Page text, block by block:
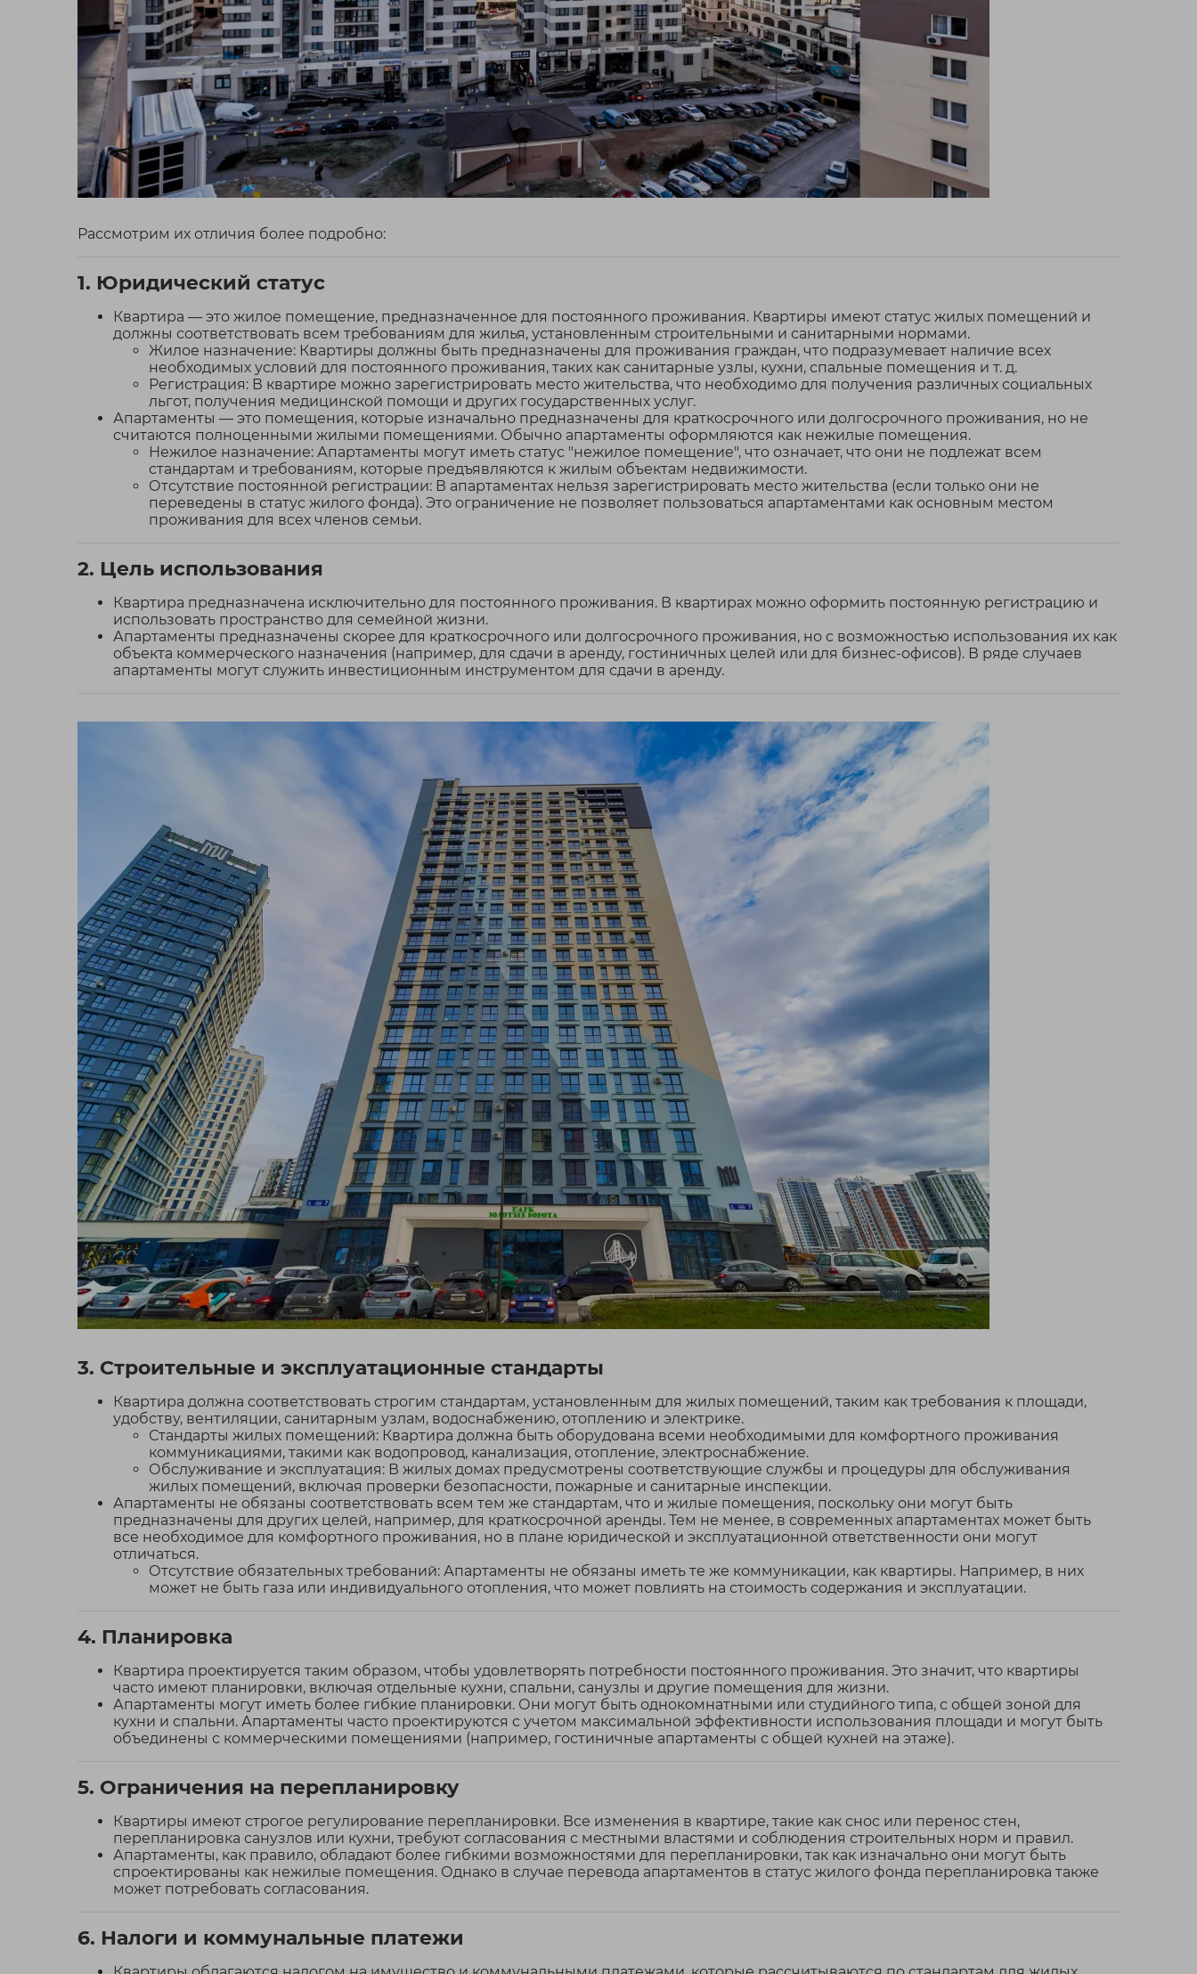
Рассмотрим их отличия более подробно:
1. Юридический статус
Квартира — это жилое помещение, предназначенное для постоянного проживания. Квартиры имеют статус жилых помещений и
должны соответствовать всем требованиям для жилья, установленным строительными и санитарными нормами.
Жилое назначение: Квартиры должны быть предназначены для проживания граждан, что подразумевает наличие всех
необходимых условий для постоянного проживания, таких как санитарные узлы, кухни, спальные помещения и т. д.
Регистрация: В квартире можно зарегистрировать место жительства, что необходимо для получения различных социальных
льгот, получения медицинской помощи и других государственных услуг.
Апартаменты — это помещения, которые изначально предназначены для краткосрочного или долгосрочного проживания, но не
считаются полноценными жилыми помещениями. Обычно апартаменты оформляются как нежилые помещения.
Нежилое назначение: Апартаменты могут иметь статус "нежилое помещение", что означает, что они не подлежат всем
стандартам и требованиям, которые предъявляются к жилым объектам недвижимости.
Отсутствие постоянной регистрации: В апартаментах нельзя зарегистрировать место жительства (если только они не
переведены в статус жилого фонда). Это ограничение не позволяет пользоваться апартаментами как основным местом
проживания для всех членов семьи.
2. Цель использования
Квартира предназначена исключительно для постоянного проживания. В квартирах можно оформить постоянную регистрацию и
использовать пространство для семейной жизни.
Апартаменты предназначены скорее для краткосрочного или долгосрочного проживания, но с возможностью использования их как
объекта коммерческого назначения (например, для сдачи в аренду, гостиничных целей или для бизнес-офисов). В ряде случаев
апартаменты могут служить инвестиционным инструментом для сдачи в аренду.
3. Строительные и эксплуатационные стандарты
Квартира должна соответствовать строгим стандартам, установленным для жилых помещений, таким как требования к площади,
удобству, вентиляции, санитарным узлам, водоснабжению, отоплению и электрике.
Стандарты жилых помещений: Квартира должна быть оборудована всеми необходимыми для комфортного проживания
коммуникациями, такими как водопровод, канализация, отопление, электроснабжение.
Обслуживание и эксплуатация: В жилых домах предусмотрены соответствующие службы и процедуры для обслуживания
жилых помещений, включая проверки безопасности, пожарные и санитарные инспекции.
Апартаменты не обязаны соответствовать всем тем же стандартам, что и жилые помещения, поскольку они могут быть
предназначены для других целей, например, для краткосрочной аренды. Тем не менее, в современных апартаментах может быть
все необходимое для комфортного проживания, но в плане юридической и эксплуатационной ответственности они могут
отличаться.
Отсутствие обязательных требований: Апартаменты не обязаны иметь те же коммуникации, как квартиры. Например, в них
может не быть газа или индивидуального отопления, что может повлиять на стоимость содержания и эксплуатации.
4. Планировка
Квартира проектируется таким образом, чтобы удовлетворять потребности постоянного проживания. Это значит, что квартиры
часто имеют планировки, включая отдельные кухни, спальни, санузлы и другие помещения для жизни.
Апартаменты могут иметь более гибкие планировки. Они могут быть однокомнатными или студийного типа, с общей зоной для
кухни и спальни. Апартаменты часто проектируются с учетом максимальной эффективности использования площади и могут быть
объединены с коммерческими помещениями (например, гостиничные апартаменты с общей кухней на этаже).
5. Ограничения на перепланировку
Квартиры имеют строгое регулирование перепланировки. Все изменения в квартире, такие как снос или перенос стен,
перепланировка санузлов или кухни, требуют согласования с местными властями и соблюдения строительных норм и правил.
Апартаменты, как правило, обладают более гибкими возможностями для перепланировки, так как изначально они могут быть
спроектированы как нежилые помещения. Однако в случае перевода апартаментов в статус жилого фонда перепланировка также
может потребовать согласования.
6. Налоги и коммунальные платежи